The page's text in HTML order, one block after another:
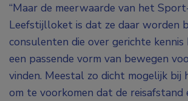
“Maar de meerwaarde van het
Leefstijlloket is dat ze daar worden
consulenten die over gerichte kennis
een passende vorm van bewegen
vinden. Meestal zo dicht mogelijk bij
om te voorkomen dat de reisafstand